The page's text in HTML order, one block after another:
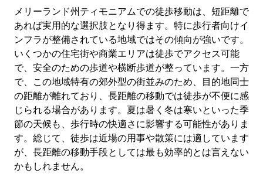
メリーランド州ティモニアムでの徒歩移動は、短距離で
あれば実用的な選択肢となり得ます。特に歩行者向けイ
ンフラが整備されている地域ではその傾向が強いです。
いくつかの住宅街や商業エリアは徒歩でアクセス可能
で、安全のための歩道や横断歩道が整っています。一方
で、この地域特有の郊外型の街並みのため、目的地同士
の距離が離れており、長距離の移動では徒歩が不便に感
じられる場合があります。夏は暑く冬は寒いといった季
節の天候も、歩行時の快適さに影響する可能性がありま
す。総じて、徒歩は近場の用事や散策には適しています
が、長距離の移動手段としては最も効率的とは言えない
かもしれません。